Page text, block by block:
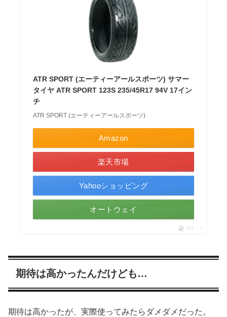
ATR SPORT (エーティーアールスポーツ) サマー
タイヤ ATR SPORT 123S 235/45R17 94V 17イン
チ
ATR SPORT (エーティーアールスポーツ)
Amazon
楽天市場
Yahooショッピング
オートウェイ
ポチップ
期待は高かったんだけども…
期待は高かったが、実際使ってみたらダメダメだった。